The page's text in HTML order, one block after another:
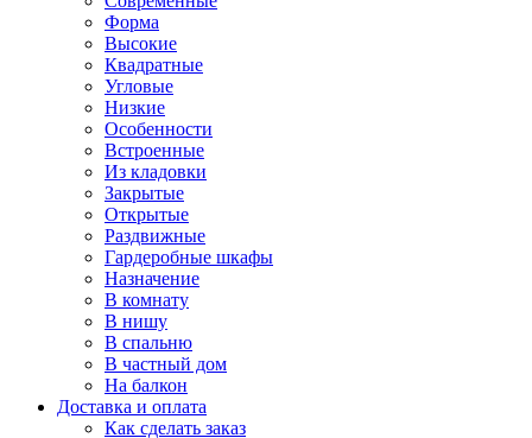
Форма
Высокие
Квадратные
Угловые
Низкие
Особенности
Встроенные
Из кладовки
Закрытые
Открытые
Раздвижные
Гардеробные шкафы
Назначение
В комнату
В нишу
В спальню
В частный дом
На балкон
Доставка и оплата
Как сделать заказ